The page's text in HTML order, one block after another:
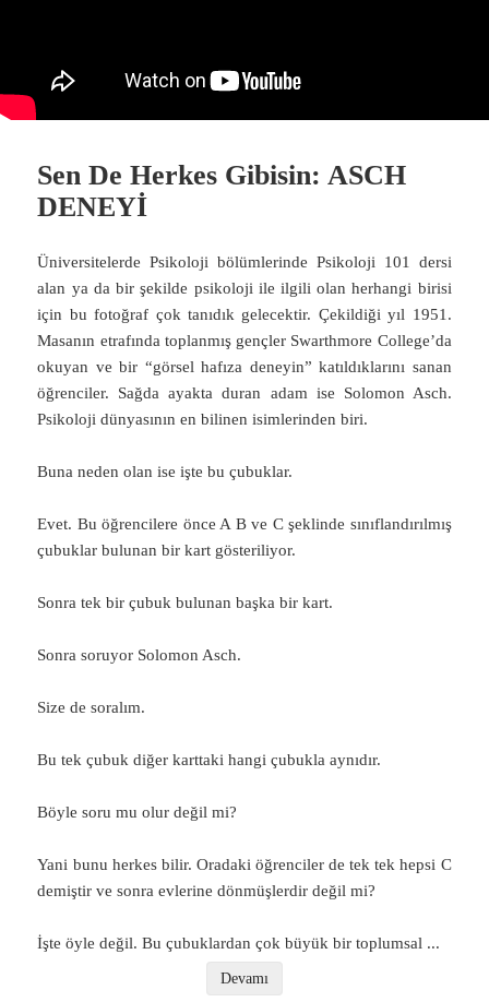
Sen De Herkes Gibisin: ASCH
DENEYİ
Üniversitelerde Psikoloji bölümlerinde Psikoloji 101 dersi
alan ya da bir şekilde psikoloji ile ilgili olan herhangi birisi
için bu fotoğraf çok tanıdık gelecektir. Çekildiği yıl 1951.
Masanın etrafında toplanmış gençler Swarthmore College’da
okuyan ve bir “görsel hafıza deneyin” katıldıklarını sanan
öğrenciler. Sağda ayakta duran adam ise Solomon Asch.
Psikoloji dünyasının en bilinen isimlerinden biri.
Buna neden olan ise işte bu çubuklar.
Evet. Bu öğrencilere önce A B ve C şeklinde sınıflandırılmış
çubuklar bulunan bir kart gösteriliyor.
Sonra tek bir çubuk bulunan başka bir kart.
Sonra soruyor Solomon Asch.
Size de soralım.
Bu tek çubuk diğer karttaki hangi çubukla aynıdır.
Böyle soru mu olur değil mi?
Yani bunu herkes bilir. Oradaki öğrenciler de tek tek hepsi C
demiştir ve sonra evlerine dönmüşlerdir değil mi?
İşte öyle değil. Bu çubuklardan çok büyük bir toplumsal ...
Devamı